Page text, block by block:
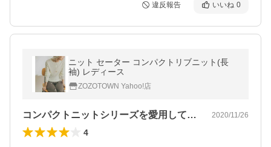
違反報告 いいね 0
ニット セーター コンパクトリブニット(長
袖) レディース
ZOZOTOWN Yahoo!店
コンパクトニットシリーズを愛用している… 2020/11/26
4